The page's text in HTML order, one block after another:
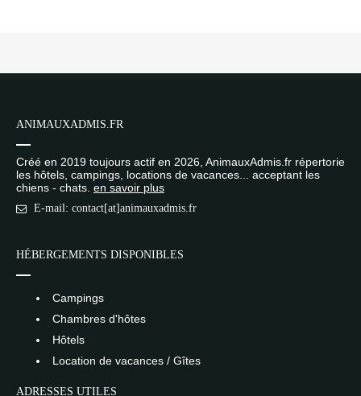
ANIMAUXADMIS.FR
Créé en 2019 toujours actif en 2026, AnimauxAdmis.fr répertorie
les hôtels, campings, locations de vacances... acceptant les
chiens - chats. en savoir plus
E-mail: contact[at]animauxadmis.fr
HÉBERGEMENTS DISPONIBLES
Campings
Chambres d'hôtes
Hôtels
Location de vacances / Gîtes
ADRESSES UTILES